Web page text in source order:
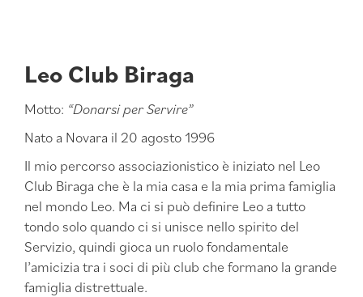
Leo Club Biraga
Motto: “Donarsi per Servire”
Nato a Novara il 20 agosto 1996
Il mio percorso associazionistico è iniziato nel Leo
Club Biraga che è la mia casa e la mia prima famiglia
nel mondo Leo. Ma ci si può definire Leo a tutto
tondo solo quando ci si unisce nello spirito del
Servizio, quindi gioca un ruolo fondamentale
l’amicizia tra i soci di più club che formano la grande
famiglia distrettuale.